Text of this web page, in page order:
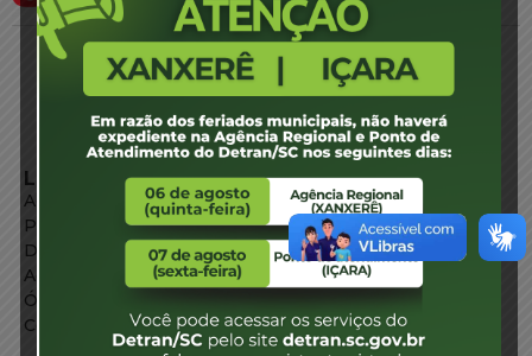
LINKS EXTERNOS
Agência de Notícias
Portal de Serviços
Diário Oficial
Acesso à Informação
Órgãos do Governo
Conheça SC